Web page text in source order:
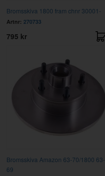
Bromsskiva 1800 fram chnr 30001-
Artnr: 270733
795 kr
Bromsskiva Amazon 63-70/1800 63-
69